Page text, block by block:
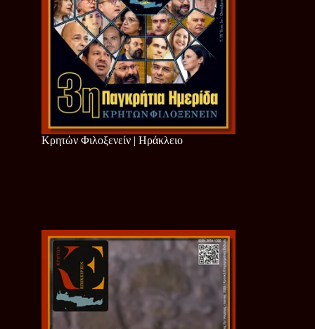
Κρητών Φιλοξενείν | Ηράκλειο